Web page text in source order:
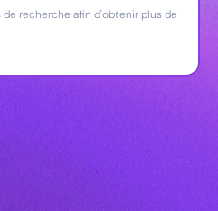
recherche afin d'obtenir plus de